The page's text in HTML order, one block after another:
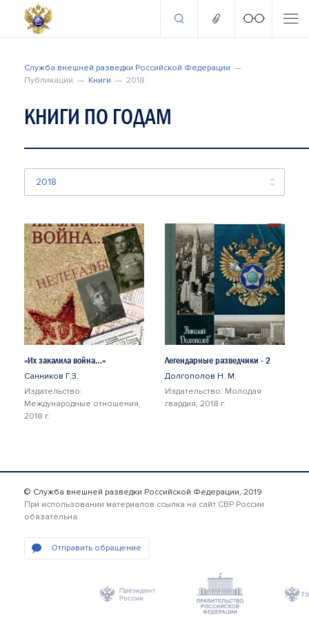
Служба внешней разведки Российской Федерации
Публикации
Книги 2018
КНИГИ ПО ГОДАМ
«Их закалила война…»
Санников Г.З.
Издательство:
Международные отношения,
2018 г.
Легендарные разведчики - 2
Долгополов Н. М.
Издательство: Молодая
гвардия, 2018 г.
© Служба внешней разведки Российской Федерации, 2019
При использовании материалов ссылка на сайт СВР России
обязательна
Отправить обращение